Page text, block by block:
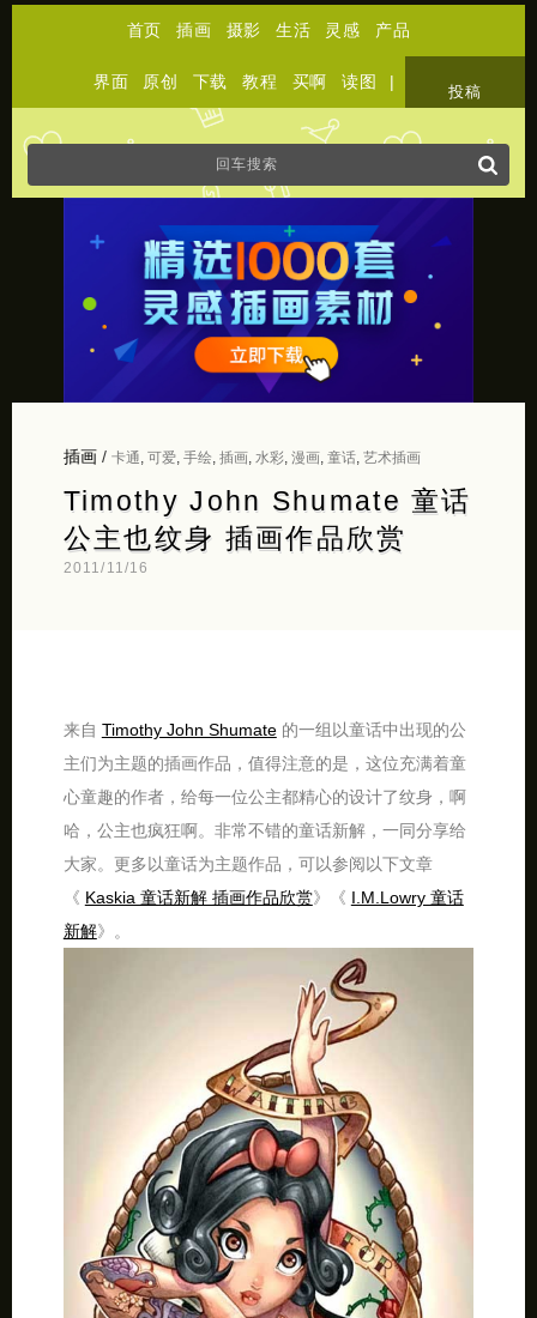
首页 插画 摄影 生活 灵感 产品
界面 原创 下载 教程 买啊 读图 |
投稿
插画/ 卡通 可爱, 手绘, 插画, 水彩, 漫画, 童话, 艺术插画
Timothy John Shumate 童话
公主也纹身 插画作品欣赏
2011/11/16
来自 Timothy John Shumate的一组以童话中出现的公
主们为主题的插画作品，值得注意的是，这位充满着童
心童趣的作者，给每一位公主都精心的设计了纹身，啊
哈，公主也疯狂啊。非常不错的童话新解，一同分享给
大家。更多以童话为主题作品，可以参阅以下文章
《 Kaskia 童话新解 插画作品欣赏》《 I.M.Lowry 童话
新解》。